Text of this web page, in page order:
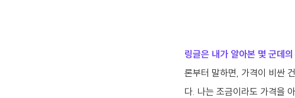
링글은 내가 알아본 몇 군데
론부터 말하면, 가격이 비싼
다. 나는 조금이라도 가격을